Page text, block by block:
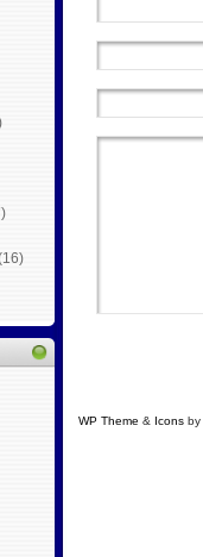
WP Theme & Iconsby